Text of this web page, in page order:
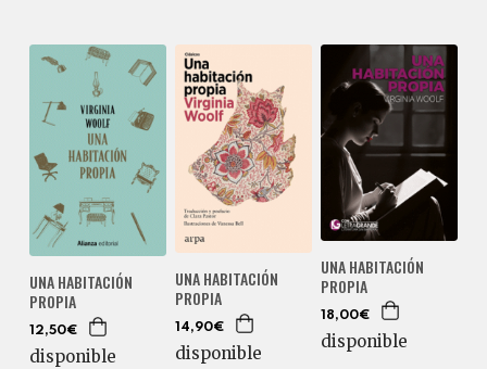
UNA HABITACIÓN
PROPIA
12,50€
disponible
UNA HABITACIÓN
PROPIA
14,90€
disponible
UNA HABITACIÓN
PROPIA
18,00€
disponible